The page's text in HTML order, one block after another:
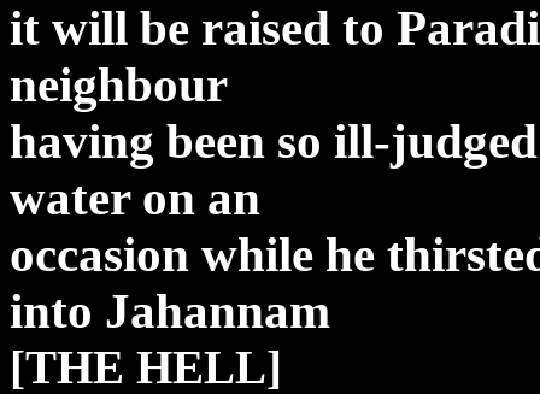
it will be raised to
neighbour
having been so ill-
water on an
occasion while he
into Jahannam
[THE HELL]